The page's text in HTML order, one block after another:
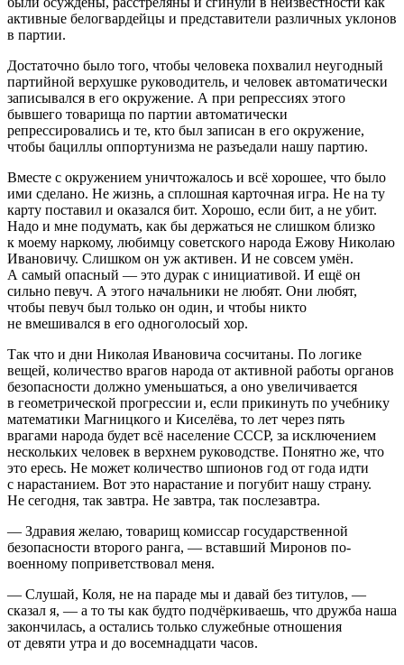
активные белогвардейцы и представители различных уклонов
в партии.
Достаточно было того, чтобы человека похвалил неугодный
партийной верхушке руководитель, и человек автоматически
записывался в его окружение. А при репрессиях этого
бывшего товарища по партии автоматически
репрессировались и те, кто был записан в его окружение,
чтобы бациллы оппортунизма не разъедали нашу партию.
Вместе с окружением уничтожалось и всё хорошее, что было
ими сделано. Не жизнь, а сплошная карточная игра. Не на ту
карту поставил и оказался бит. Хорошо, если бит, а не убит.
Надо и мне подумать, как бы держаться не слишком близко
к моему наркому, любимцу советского народа Ежову Николаю
Ивановичу. Слишком он уж активен. И не совсем умён.
А самый опасный — это дурак с инициативой. И ещё он
сильно певуч. А этого начальники не любят. Они любят,
чтобы певуч был только он один, и чтобы никто
не вмешивался в его одноголосый хор.
Так что и дни Николая Ивановича сосчитаны. По логике
вещей, количество врагов народа от активной работы органов
безопасности должно уменьшаться, а оно увеличивается
в геометрической прогрессии и, если прикинуть по учебнику
математики Магницкого и Киселёва, то лет через пять
врагами народа будет всё население СССР, за исключением
нескольких человек в верхнем руководстве. Понятно же, что
это ересь. Не может количество шпионов год от года идти
с нарастанием. Вот это нарастание и погубит нашу страну.
Не сегодня, так завтра. Не завтра, так послезавтра.
— Здравия желаю, товарищ комиссар государственной
безопасности второго ранга, — вставший Миронов по-
военному поприветствовал меня.
— Слушай, Коля, не на параде мы и давай без титулов, —
сказал я, — а то ты как будто подчёркиваешь, что дружба наша
закончилась, а остались только служебные отношения
от девяти утра и до восемнадцати часов.